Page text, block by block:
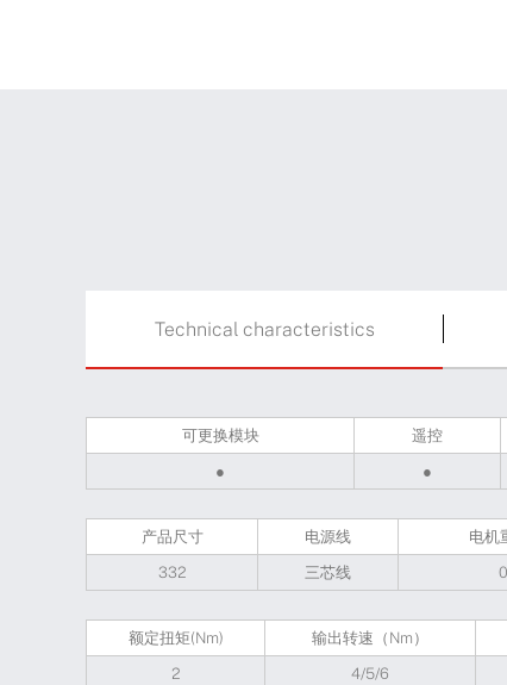
Technical characteristics
可更换模块 遥控
●
●
产品尺寸 电源线 电机
332
三芯线
额定扭矩(Nm) 输出转速（Nm）
2
4/5/6